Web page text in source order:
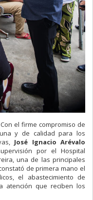
el firme compromiso de
y de calidad para los
José Ignacio Arévalo
por el Hospital
una de las principales
de primera mano el
el abastecimiento de
atención que reciben los